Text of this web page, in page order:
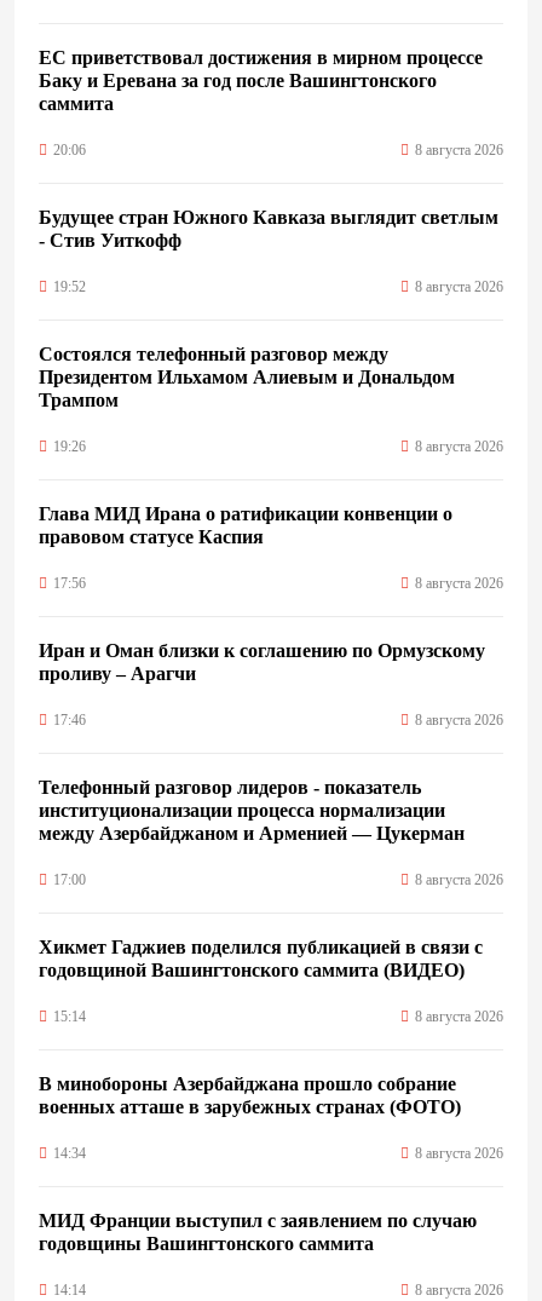
ЕС приветствовал достижения в мирном процессе
Баку и Еревана за год после Вашингтонского
саммита
20:06 8 августа 2026
Будущее стран Южного Кавказа выглядит светлым
- Стив Уиткофф
19:52 8 августа 2026
Состоялся телефонный разговор между
Президентом Ильхамом Алиевым и Дональдом
Трампом
19:26 8 августа 2026
Глава МИД Ирана о ратификации конвенции о
правовом статусе Каспия
17:56 8 августа 2026
Иран и Оман близки к соглашению по Ормузскому
проливу – Арагчи
17:46 8 августа 2026
Телефонный разговор лидеров - показатель
институционализации процесса нормализации
между Азербайджаном и Арменией — Цукерман
17:00 8 августа 2026
Хикмет Гаджиев поделился публикацией в связи с
годовщиной Вашингтонского саммита (ВИДЕО)
15:14 8 августа 2026
В минобороны Азербайджана прошло собрание
военных атташе в зарубежных странах (ФОТО)
14:34 8 августа 2026
МИД Франции выступил с заявлением по случаю
годовщины Вашингтонского саммита
14:14 8 августа 2026